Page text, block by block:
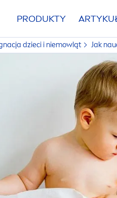
PRODUKTY
dzieci i niemowląt Jak